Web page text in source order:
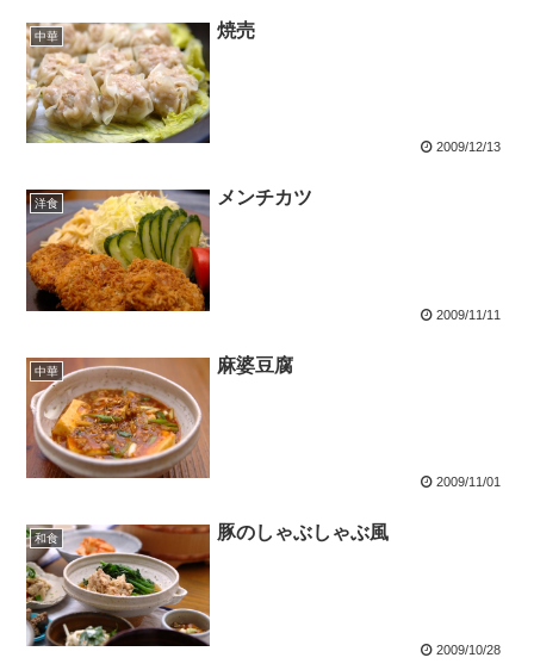
中華 焼売
2009/12/13
洋食 メンチカツ
2009/11/11
中華 麻婆豆腐
2009/11/01
和食 豚のしゃぶしゃぶ風
2009/10/28